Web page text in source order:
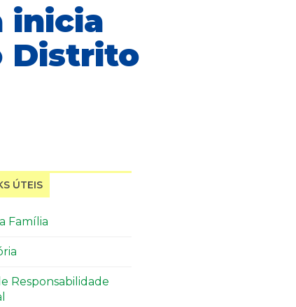
inicia
Distrito
ÚTEIS
Família
Responsabilidade